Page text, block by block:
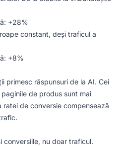
+28%
constant, deși traficul a
+8%
primesc răspunsuri de la AI. Cei
de produs sunt mai
de conversie compensează
conversiile, nu doar traficul.